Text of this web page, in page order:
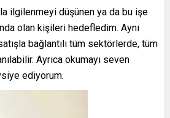
ilgilenmeyi düşünen ya da bu işe
olan kişileri hedefledim. Aynı
bağlantılı tüm sektörlerde, tüm
Ayrıca okumayı seven
ediyorum.